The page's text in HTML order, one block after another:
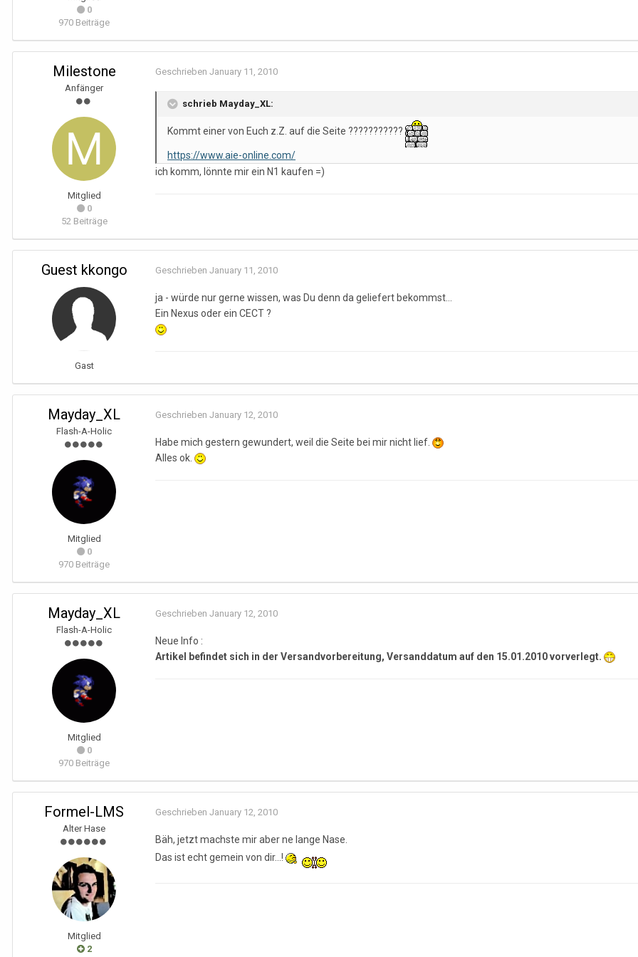
0
970 Beiträge
Milestone
Anfänger
Mitglied
0
52 Beiträge
Geschrieben January 11, 2010
schrieb Mayday_XL:
Kommt einer von Euch z.Z. auf die Seite ???????????
https://www.aie-online.com/
ich komm, lönnte mir ein N1 kaufen =)
Guest kkongo
Gast
Geschrieben January 11, 2010
ja - würde nur gerne wissen, was Du denn da geliefert bekommst...
Ein Nexus oder ein CECT ?
Mayday_XL
Flash-A-Holic
Mitglied
0
970 Beiträge
Geschrieben January 12, 2010
Habe mich gestern gewundert, weil die Seite bei mir nicht lief.
Alles ok.
Mayday_XL
Flash-A-Holic
Mitglied
0
970 Beiträge
Geschrieben January 12, 2010
Neue Info :
Artikel befindet sich in der Versandvorbereitung, Versanddatum auf den 15.01.2010 vorverlegt.
Formel-LMS
Alter Hase
Mitglied
2
Geschrieben January 12, 2010
Bäh, jetzt machste mir aber ne lange Nase.
Das ist echt gemein von dir...!